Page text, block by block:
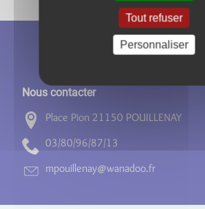
Nous contacter
Place Pion 21150 POUILLENAY
31/78/69/08/30
rf.oodanaw@yanelliuopm
Tout refuser
Personnaliser